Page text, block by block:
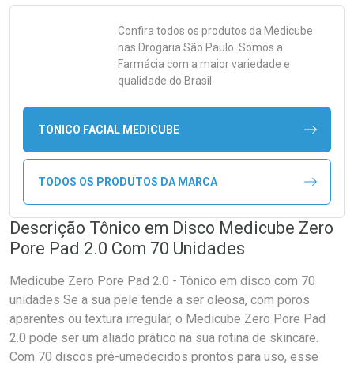
Confira todos os produtos da Medicube
nas Drogaria São Paulo. Somos a
Farmácia com a maior variedade e
qualidade do Brasil.
TONICO FACIAL MEDICUBE
TODOS OS PRODUTOS DA MARCA
Descrição Tônico em Disco Medicube Zero
Pore Pad 2.0 Com 70 Unidades
Medicube Zero Pore Pad 2.0 - Tônico em disco com 70
unidades Se a sua pele tende a ser oleosa, com poros
aparentes ou textura irregular, o Medicube Zero Pore Pad
2.0 pode ser um aliado prático na sua rotina de skincare.
Com 70 discos pré-umedecidos prontos para uso, esse